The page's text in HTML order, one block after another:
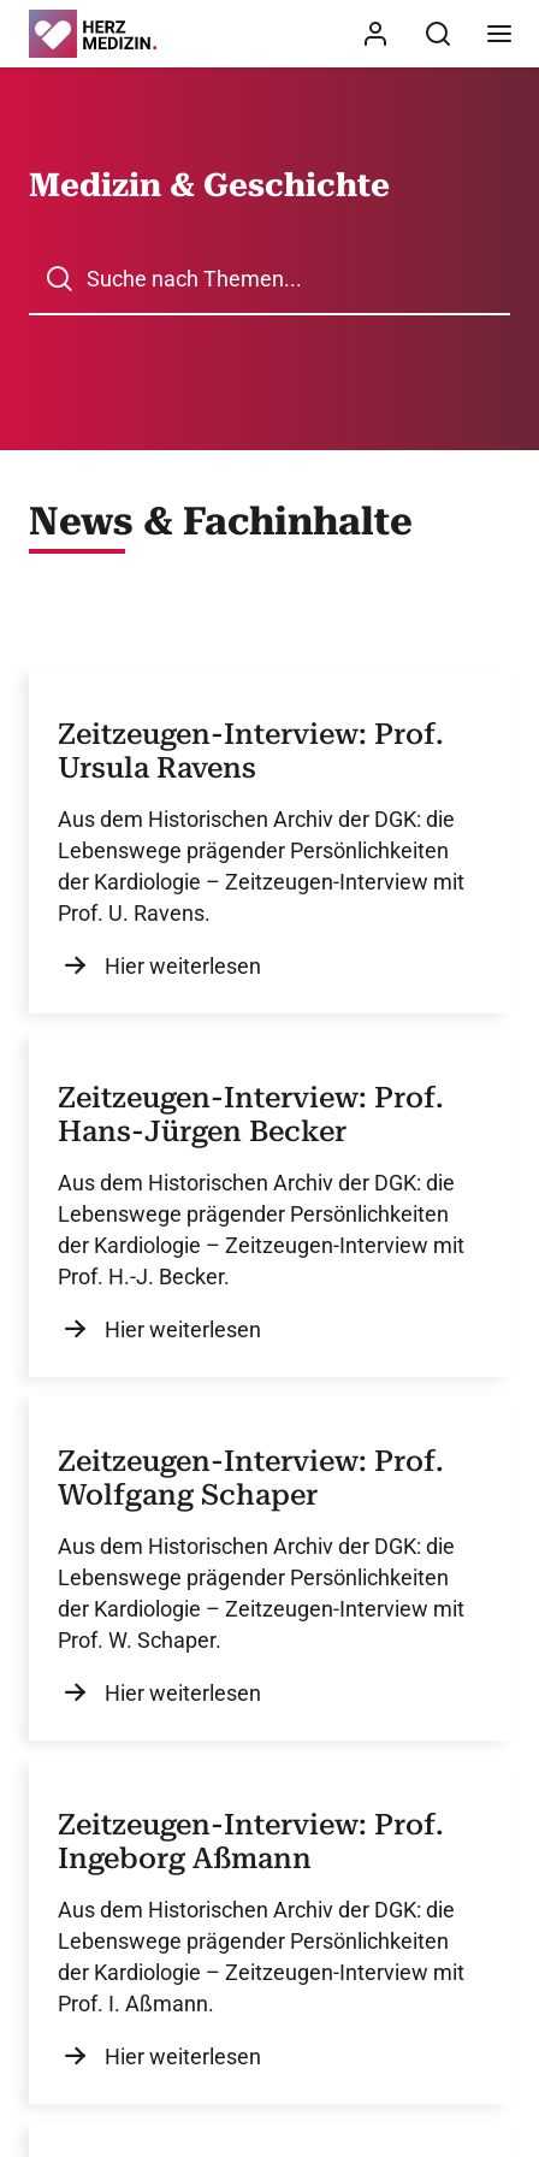
Medizin & Geschichte
News & Fachinhalte
Zeitzeugen-Interview: Prof.
Ursula Ravens
Aus dem Historischen Archiv der DGK: die
Lebenswege prägender Persönlichkeiten
der Kardiologie – Zeitzeugen-Interview mit
Prof. U. Ravens.
Hier weiterlesen
Zeitzeugen-Interview: Prof.
Hans-Jürgen Becker
Aus dem Historischen Archiv der DGK: die
Lebenswege prägender Persönlichkeiten
der Kardiologie – Zeitzeugen-Interview mit
Prof. H.-J. Becker.
Hier weiterlesen
Zeitzeugen-Interview: Prof.
Wolfgang Schaper
Aus dem Historischen Archiv der DGK: die
Lebenswege prägender Persönlichkeiten
der Kardiologie – Zeitzeugen-Interview mit
Prof. W. Schaper.
Hier weiterlesen
Zeitzeugen-Interview: Prof.
Ingeborg Aßmann
Aus dem Historischen Archiv der DGK: die
Lebenswege prägender Persönlichkeiten
der Kardiologie – Zeitzeugen-Interview mit
Prof. I. Aßmann.
Hier weiterlesen